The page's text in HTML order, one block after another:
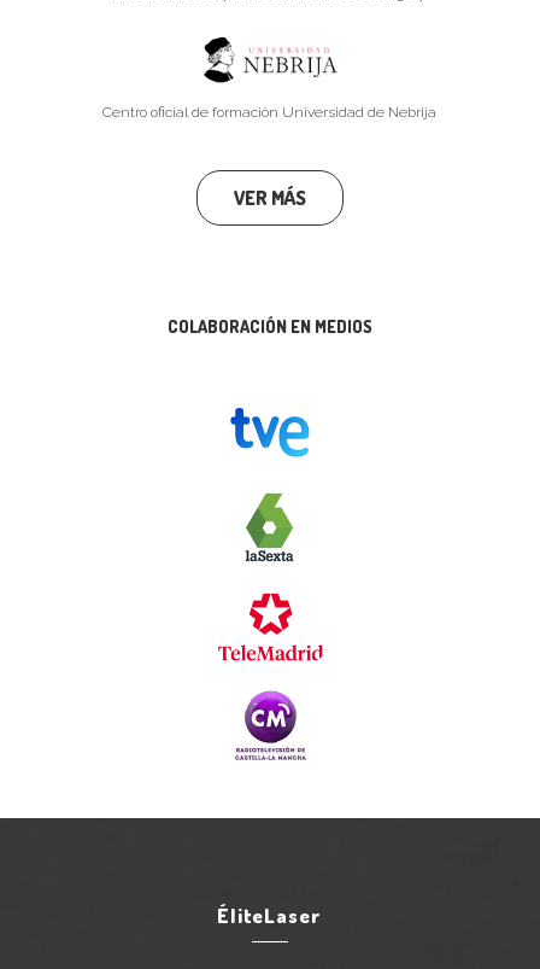
Centro oficial de formación Universidad de Nebrija
VER MÁS
COLABORACIÓN EN MEDIOS
ÉliteLaser